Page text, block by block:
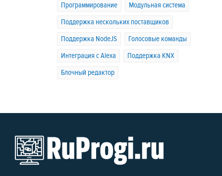
Программирование
Модульная система
Поддержка нескольких поставщиков
Поддержка NodeJS
Голосовые команды
Интеграция с Alexa
Поддержка KNX
Блочный редактор